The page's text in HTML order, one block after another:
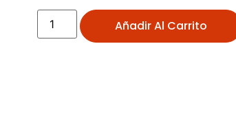
Añadir Al Carrito